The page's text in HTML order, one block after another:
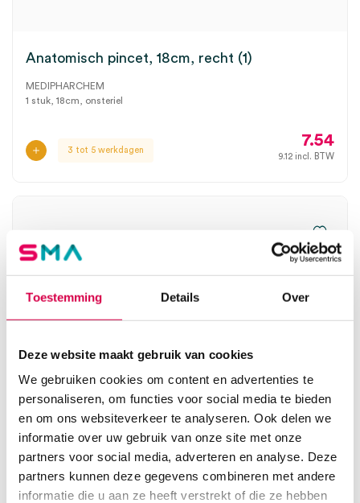
Toestemming Details Over
Deze website maakt gebruik van cookies
We gebruiken cookies om content en advertenties te
personaliseren, om functies voor social media te bieden
en om ons websiteverkeer te analyseren. Ook delen we
informatie over uw gebruik van onze site met onze
partners voor social media, adverteren en analyse. Deze
partners kunnen deze gegevens combineren met andere
informatie die u aan ze heeft verstrekt of die ze hebben
Anatomisch pincet, 18cm, recht (1)
MEDIPHARCHEM
1 stuk, 18cm, onsteriel
3 tot 5 werkdagen
7.54
9.12 incl. BTW
Anatomisch pincet, 20cm, recht (1)
MEDIPHARCHEM
1 stuk, 20cm, onsteriel